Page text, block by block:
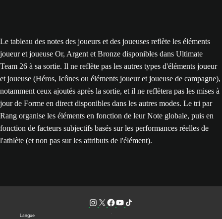
Le tableau des notes des joueurs et des joueuses reflète les éléments
joueur et joueuse Or, Argent et Bronze disponibles dans Ultimate
Team 26 à sa sortie. Il ne reflète pas les autres types d'éléments joueur
et joueuse (Héros, Icônes ou éléments joueur et joueuse de campagne),
notamment ceux ajoutés après la sortie, et il ne reflètera pas les mises à
jour de Forme en direct disponibles dans les autres modes. Le tri par
Rang organise les éléments en fonction de leur Note globale, puis en
fonction de facteurs subjectifs basés sur les performances réelles de
l'athlète (et non pas sur les attributs de l'élément).
Langue